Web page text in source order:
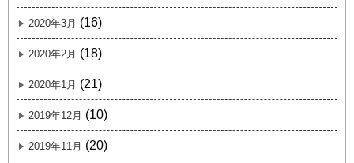
2020年3月 (16)
2020年2月 (18)
2020年1月 (21)
2019年12月 (10)
2019年11月 (20)